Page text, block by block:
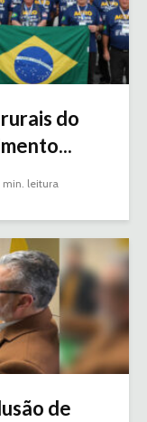
do
min. leitura
de